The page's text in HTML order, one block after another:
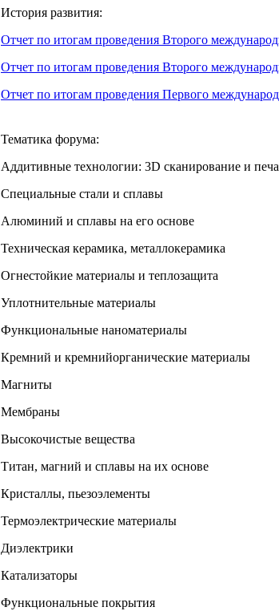
История развития:
Отчет по итогам проведения Второго
Отчет по итогам проведения Второго
Отчет по итогам проведения Первого
Тематика форума:
Аддитивные технологии: 3D сканирование и
Специальные стали и сплавы
Алюминий и сплавы на его основе
Техническая керамика, металлокерамика
Огнестойкие материалы и теплозащита
Уплотнительные материалы
Функциональные наноматериалы
Кремний и кремнийорганические материалы
Магниты
Мембраны
Высокочистые вещества
Титан, магний и сплавы на их основе
Кристаллы, пьезоэлементы
Термоэлектрические материалы
Диэлектрики
Катализаторы
Функциональные покрытия